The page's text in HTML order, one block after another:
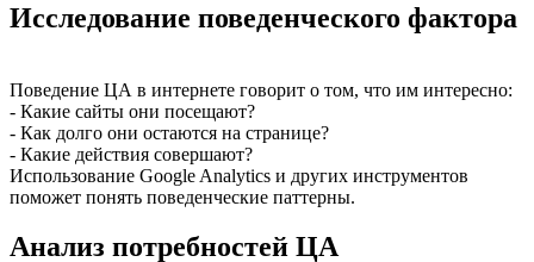
Исследование поведенческого фактора
Поведение ЦА в интернете говорит о том, что им интересно:
- Какие сайты они посещают?
- Как долго они остаются на странице?
- Какие действия совершают?
Использование Google Analytics и других инструментов
поможет понять поведенческие паттерны.
Анализ потребностей ЦА